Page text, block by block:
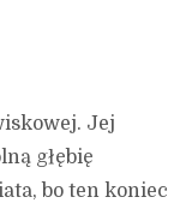
Jej
głębię
bo ten koniec